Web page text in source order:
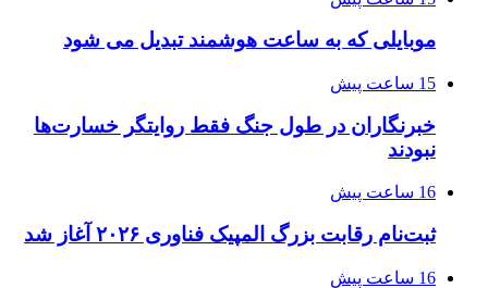
موبایلی که به ساعت هوشمند تبدیل می شود
15 ساعت پیش
خبرنگاران در طول جنگ فقط روایتگر خسارت‌ها
نبودند
16 ساعت پیش
ثبت‌نام رقابت بزرگ المپیک فناوری ۲۰۲۶ آغاز شد
16 ساعت پیش